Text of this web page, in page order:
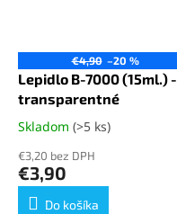
€4,90 –20 %
Lepidlo B-7000 (15ml.) -
transparentné
Priemerné
produktu
je
5,0
Skladom (>5 ks)
€3,20 bez DPH
€3,90
Do košíka